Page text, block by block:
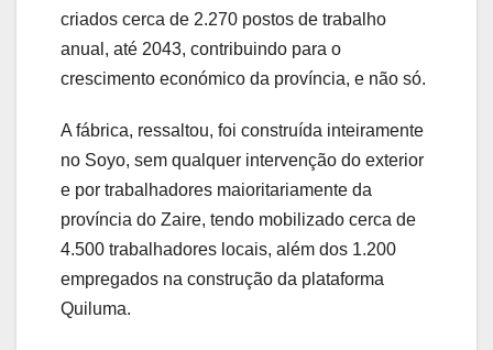
criados cerca de 2.270 postos de trabalho
anual, até 2043, contribuindo para o
crescimento económico da província, e não só.
A fábrica, ressaltou, foi construída inteiramente
no Soyo, sem qualquer intervenção do exterior
e por trabalhadores maioritariamente da
província do Zaire, tendo mobilizado cerca de
4.500 trabalhadores locais, além dos 1.200
empregados na construção da plataforma
Quiluma.